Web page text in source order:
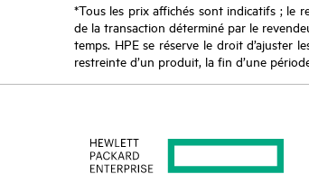
*Tous les prix affichés sont indicatifs ; le
de la transaction déterminé par le
temps. HPE se réserve le droit d’ajuster
restreinte d’un produit, la fin d’une